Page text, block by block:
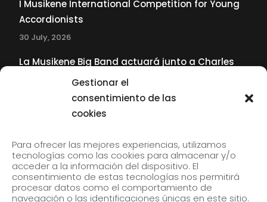
Gestionar el
consentimiento de las
cookies
Para ofrecer las mejores experiencias, utilizamos
tecnologías como las cookies para almacenar y/o
acceder a la información del dispositivo. El
consentimiento de estas tecnologías nos permitirá
procesar datos como el comportamiento de
navegación o las identificaciones únicas en este sitio.
I Musikene International Competition for Young
Accordionists
30 July, 2026
La Musikene Big Band actuará junto a Charles
Tolliver en el 61 Jazzaldia
Subscribe to our newsletter to receive our news by
email.